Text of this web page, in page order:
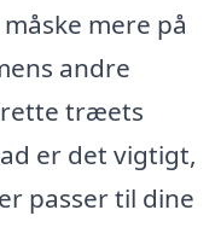
mere på
andre
træets
er det vigtigt,
passer til dine